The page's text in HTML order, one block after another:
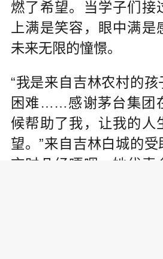
燃了希望。当学子们接
上满是笑容，眼中满
未来无限的憧憬。
“我是来自吉林农村的
困难……感谢茅台集团
候帮助了我，让我的人
望。”来自吉林白城的
言时几经哽咽，她代表